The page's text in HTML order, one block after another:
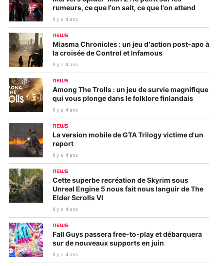
rumeurs, ce que l'on sait, ce que l'on attend
Il y a 4 ans
NEWS
Miasma Chronicles : un jeu d’action post-apo à
la croisée de Control et Infamous
Il y a 4 ans
NEWS
Among The Trolls : un jeu de survie magnifique
qui vous plonge dans le folklore finlandais
Il y a 4 ans
NEWS
La version mobile de GTA Trilogy victime d'un
report
Il y a 4 ans
NEWS
Cette superbe recréation de Skyrim sous
Unreal Engine 5 nous fait nous languir de The
Elder Scrolls VI
Il y a 4 ans
NEWS
Fall Guys passera free-to-play et débarquera
sur de nouveaux supports en juin
Il y a 4 ans